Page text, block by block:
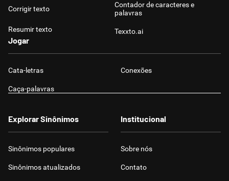
Corrigir texto
Resumir texto
Contador de caracteres e
palavras
Texxto.ai
Jogar
Cata-letras Conexões
Caça-palavras
Explorar Sinônimos
Sinônimos populares
Sinônimos atualizados
Institucional
Sobre nós
Contato